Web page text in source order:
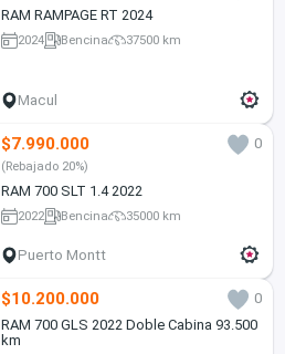
RAM RAMPAGE RT 2024
2024 Bencina 37500 km
Macul
$7.990.000 0
(Rebajado 20%)
RAM 700 SLT 1.4 2022
2022 Bencina 35000 km
Puerto Montt
$10.200.000
0
RAM 700 GLS 2022 Doble Cabina 93.500
km